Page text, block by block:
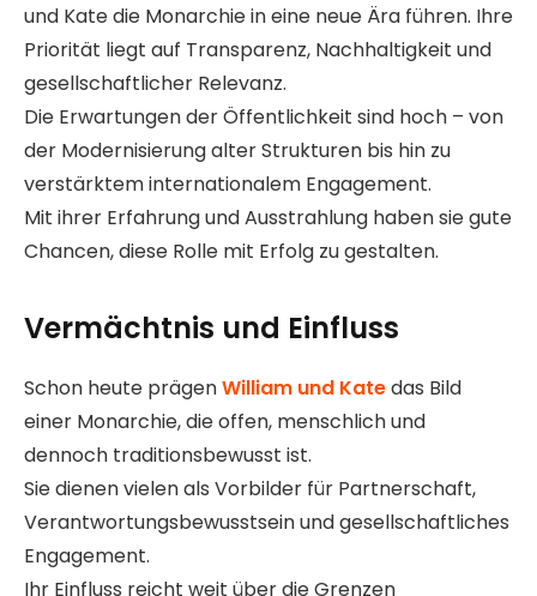
und Kate die Monarchie in eine neue Ära führen. Ihre
Priorität liegt auf Transparenz, Nachhaltigkeit und
gesellschaftlicher Relevanz.
Die Erwartungen der Öffentlichkeit sind hoch – von
der Modernisierung alter Strukturen bis hin zu
verstärktem internationalem Engagement.
Mit ihrer Erfahrung und Ausstrahlung haben sie gute
Chancen, diese Rolle mit Erfolg zu gestalten.
Vermächtnis und Einfluss
Schon heute prägenWilliam und Katedas Bild
einer Monarchie, die offen, menschlich und
dennoch traditionsbewusst ist.
Sie dienen vielen als Vorbilder für Partnerschaft,
Verantwortungsbewusstsein und gesellschaftliches
Engagement.
Ihr Einfluss reicht weit über die Grenzen